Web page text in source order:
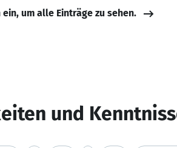
ein, um alle Einträge zu sehen.
und